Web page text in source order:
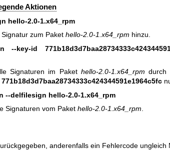
Aktionen
hello-2.0-1.x64_rpm
Signatur zum Pakethello-2.0-1.x64_rpm hinzu.
--key-id
Signaturen im Pakethello-2.0-1.x64_rpm durch
771b18d3d7baa28734333c424344591e1964c5fc
--delfilesign hello-2.0-1.x64_rpm
Signaturen vom Pakethello-2.0-1.x64_rpm
anderenfalls ein Fehlercode ungleich